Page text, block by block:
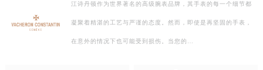
江诗丹顿作为世界著名的高级腕表品牌，其手表的每一个细节都
凝聚着精湛的工艺与严谨的态度。然而，即使是再坚固的手表，
在意外的情况下也可能受到损伤。当您的…